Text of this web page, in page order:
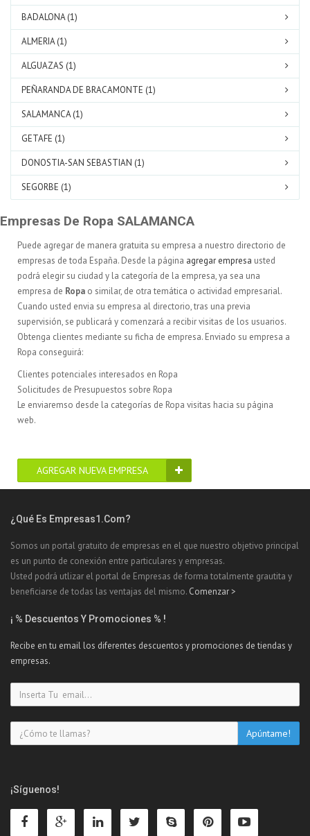
BADALONA (1)
ALMERIA (1)
ALGUAZAS (1)
PEÑARANDA DE BRACAMONTE (1)
SALAMANCA (1)
GETAFE (1)
DONOSTIA-SAN SEBASTIAN (1)
SEGORBE (1)
Empresas De Ropa SALAMANCA
Puede agregar de manera gratuita su empresa a nuestro directorio de
empresas de toda España. Desde la página agregar empresa usted
podrá elegir su ciudad y la categoría de la empresa, ya sea una
empresa de Ropa o similar, de otra temática o actividad empresarial.
Cuando usted envia su empresa al directorio, tras una previa
supervisión, se publicará y comenzará a recibir visitas de los usuarios.
Obtenga clientes mediante su ficha de empresa. Enviado su empresa a
Ropa conseguirá:
Clientes potenciales interesados en Ropa
Solicitudes de Presupuestos sobre Ropa
Le enviaremso desde la categorías de Ropa visitas hacia su página
web.
AGREGAR NUEVA EMPRESA
¿Qué Es Empresas1.com?
Somos un portal gratuito de empresas en el que nuestro objetivo principal
es un punto de conexión entre particulares y empresas.
Usted podrá utlizar el portal de Empresas de forma totalmente grautita y
beneficiarse de todas las ventajas del mismo. Comenzar >
¡ % Descuentos Y Promociones % !
Recibe en tu email los diferentes descuentos y promociones de tiendas y
empresas.
¡Síguenos!